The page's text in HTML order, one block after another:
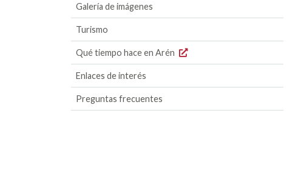
Galería de imágenes
Turismo
Qué tiempo hace en Arén
Enlaces de interés
Preguntas frecuentes